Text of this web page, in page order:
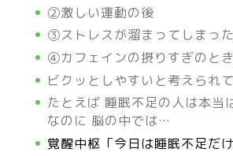
②激しい運動の後
③ストレスが溜まってしまっ
④カフェインの摂りすぎのと
ビクッとしやすいと考えられて
たとえば 睡眠不足の人は本当
なのに 脳の中では…
覚醒中枢「今日は睡眠不足だ